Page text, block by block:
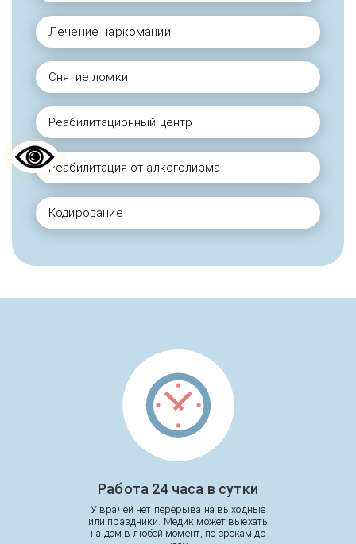
Лечение наркомании
Снятие ломки
Реабилитационный центр
Реабилитация от алкоголизма
Кодирование
Работа 24 часа в сутки
У врачей нет перерыва на выходные
или праздники. Медик может выехать
на дом в любой момент, по срокам до